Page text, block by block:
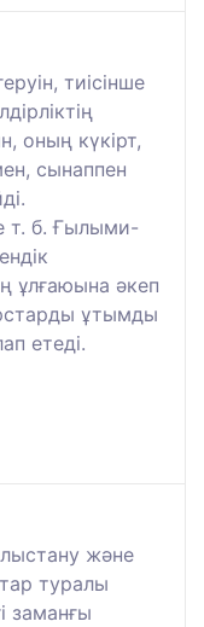
тиісінше
оның күкірт,
сынаппен
т. б. Ғылыми-
ұлғаюына әкеп
ұтымды
етеді.
және
туралы
заманғы